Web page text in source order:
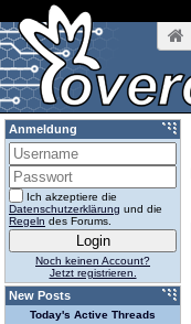
Anmeldung
Ich akzeptiere die
Datenschutzerklärung und die
Regeln des Forums.
Noch keinen Account?
Jetzt registrieren.
New Posts
Today's Active Threads